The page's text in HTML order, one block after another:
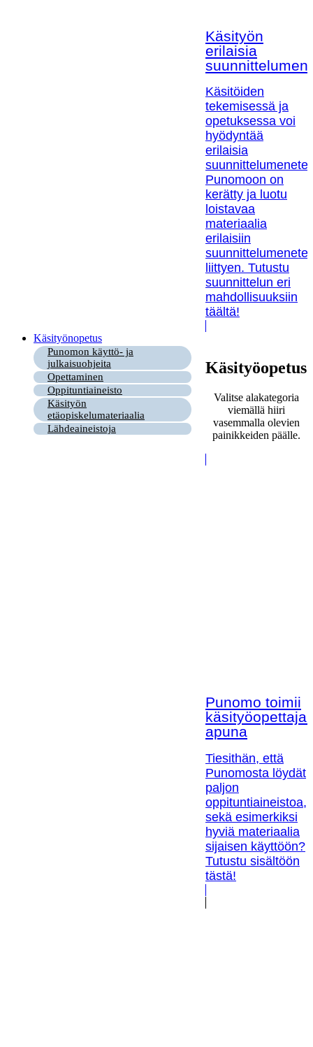
Käsityön
erilaisia
Käsitöiden
tekemisessä ja
opetuksessa voi
hyödyntää
erilaisia
Punomoon on
kerätty ja luotu
loistavaa
materiaalia
erilaisiin
liittyen. Tutustu
suunnittelun eri
mahdollisuuksiin
täältä!
Käsityönopetus
Punomon käyttö- ja
julkaisuohjeita
Opettaminen
Oppituntiaineisto
Käsityön
etäopiskelumateriaalia
Lähdeaineistoja
Käsityöopetus
Valitse alakategoria
viemällä hiiri
vasemmalla olevien
painikkeiden päälle.
Punomo toimii
apuna
Tiesithän, että
Punomosta löydät
paljon
oppituntiaineistoa,
sekä esimerkiksi
hyviä materiaalia
sijaisen käyttöön?
Tutustu sisältöön
tästä!